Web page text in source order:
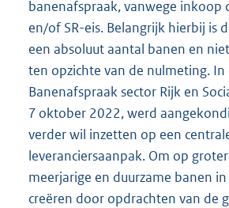
banenafspraak, vanwege inkoop
en/of SR-eis. Belangrijk hierbij is
een absoluut aantal banen en
ten opzichte van de nulmeting.
Banenafspraak sector Rijk en
7 oktober 2022, werd
verder wil inzetten op een
leveranciersaanpak. Om op
meerjarige en duurzame banen
creëren door opdrachten van de